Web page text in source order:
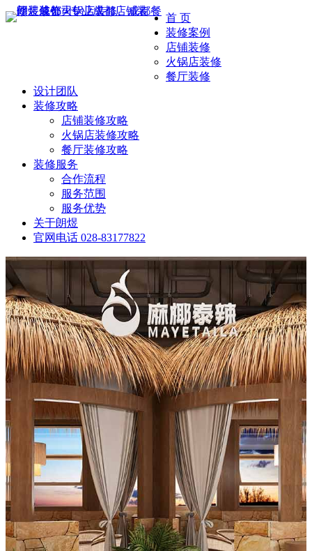
首 页
装修案例
店铺装修
火锅店装修
餐厅装修
设计团队
装修攻略
店铺装修攻略
火锅店装修攻略
餐厅装修攻略
装修服务
合作流程
服务范围
服务优势
关于朗煜
官网电话 028-83177822